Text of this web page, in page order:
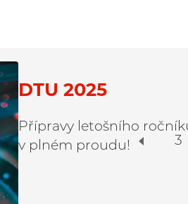
DTU 2025
Přípravy letošního
v plném proudu!
3